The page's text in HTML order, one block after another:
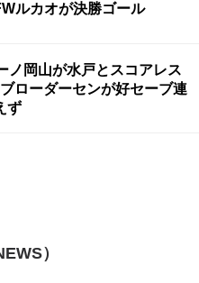
ルカオが決勝ゴール
ノ岡山が水戸とスコアレス
ローダーセンが好セーブ連
ず
）